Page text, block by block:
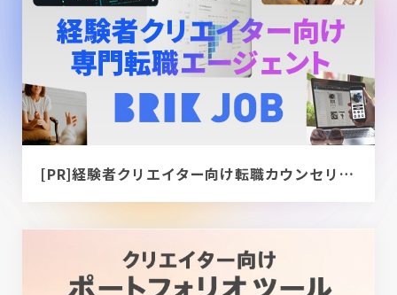
[PR]経験者クリエイター向け転職カウンセリング｜デザイナー / ディレクター / エンジニア